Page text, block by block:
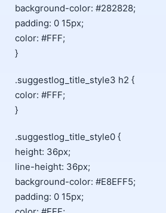
background-color: #282828;
padding: 0 15px;
color: #FFF;
}
.suggestlog_title_style3 h2 {
color: #FFF;
}
.suggestlog_title_style0 {
height: 36px;
line-height: 36px;
background-color: #E8EFF5;
padding: 0 15px;